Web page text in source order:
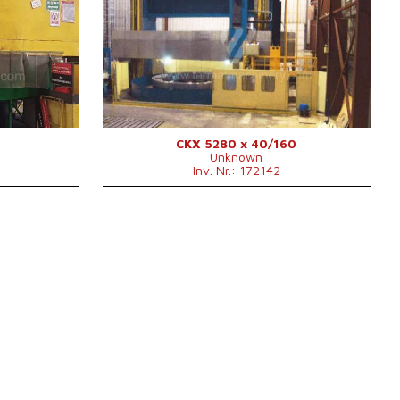
si
mm
mm
kg
mm
Kontrollsystem
ja
Steuerung Siemens
Sinumerik 840 D
Max. Werkstückdurchmesser8000 mm
Aufspanndurchmesser des
Drehtisches
6300 mm
Max. Werkstückhöhe
4000 mm
Max. Tischbelastung
160000 kg
Angetriebene Werkzeuge
nein
Werkzeugmagazin
nein
5000 mm
2500 mm
Maschinenabmessungen L x 14470 x 11000 x
CKX 5280 x 40/160
Unknown
Inv. Nr.: 172142